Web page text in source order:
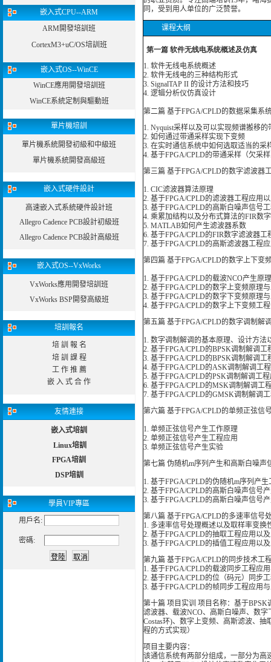
嵌入式CPU--ARM
ARM開發培訓班
CortexM3+uC/OS培訓班
嵌入式OS--WinCE
WinCE應用開發培訓班
WinCE系統定制與驅動班
單片機培訓
單片機系統開發初級和中級班
單片機系統開發高級班
嵌入式硬件設計
高速嵌入式系統硬件設計班
Allegro Cadence PCB設計初級班
Allegro Cadence PCB設計高級班
嵌入式OS--VxWorks
VxWorks應用開發培訓班
VxWorks BSP開發高級班
培訓報名
培 訓 報 名
培 訓 課 程
工 作 推 薦
嵌 入 式 合 作
友情連接
嵌入式培訓
Linux培訓
FPGA培訓
DSP培訓
學員VIP專區
用戶名:
密碼:
同，受到用人单位的广泛赞誉。
课程大纲
第一篇 软件无线电系统概述及仿真
1. 软件无线电系统概述
2. 软件无线电的三种结构形式
3. SignalTAP II 的设计方法和技巧
4. 逻辑分析仪仿真设计
第二篇 基于FPGA/CPLD的数据采集系
1. Nyquist采样以及可以实现频谱搬移
2. 如何通过带通采样实现下变频
3. 在实时通信系统中如何选取适当的采
4. 基于FPGA/CPLD的带通采样（欠采
第三篇 基于FPGA/CPLD的数字滤波器
1. CIC滤波器算法原理
2. 基于FPGA/CPLD的滤波器工程应用
3. 基于FPGA/CPLD的高斯白噪声信号
4. 乘累加结构以及分布式算法的FIR数
5. MATLAB如何产生滤波器系数
6. 基于FPGA/CPLD的FIR数字滤波器
7. 基于FPGA/CPLD的高斯滤波器工程
第四篇 基于FPGA/CPLD的数字上下变
1. 基于FPGA/CPLD的载波NCO产生原
2. 基于FPGA/CPLD的数字上变频原理
3. 基于FPGA/CPLD的数字下变频原理
4. 基于FPGA/CPLD的数字上下变频工
第五篇 基于FPGA/CPLD的数字调制解
1. 数字调制解调的基本原理、设计方
2. 基于FPGA/CPLD的BPSK调制解调工
3. 基于FPGA/CPLD的BPSK调制解调工
4. 基于FPGA/CPLD的ASK调制解调工
5. 基于FPGA/CPLD的PSK调制解调工
6. 基于FPGA/CPLD的MSK调制解调工
7. 基于FPGA/CPLD的GMSK调制解调
第六篇 基于FPGA/CPLD的单频正弦信
1. 单频正弦信号产生工作原理
2. 单频正弦信号产生工程应用
3. 单频正弦信号产生实验
第七篇 伪随机m序列产生和高斯白噪声
1. 基于FPGA/CPLD的伪随机m序列产
2. 基于FPGA/CPLD的高斯白噪声信号
3. 基于FPGA/CPLD的高斯白噪声信号
第八篇 基于FPGA/CPLD的多速率信号
1. 多速率信号处理概述以及取样率变换
2. 基于FPGA/CPLD的抽取工程应用以
3. 基于FPGA/CPLD的插值工程应用以
第九篇 基于FPGA/CPLD的同步技术工
1. 基于FPGA/CPLD的载波同步工程应
2. 基于FPGA/CPLD的位（码元）同步
3. 基于FPGA/CPLD的帧同步工程应用
第十篇 项目实训 项目名称：基于
滤波器、载波NCO、高斯白噪声、数
Costas环)、数字上变频、高斯滤波、
程的方式实现）
项目主要内容：
该通信系统有两部分组成，一部分为高